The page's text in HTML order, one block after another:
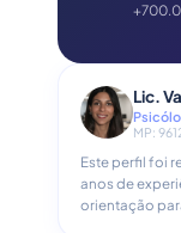
Lic.
MP:
Este perfil foi
anos de
orientação